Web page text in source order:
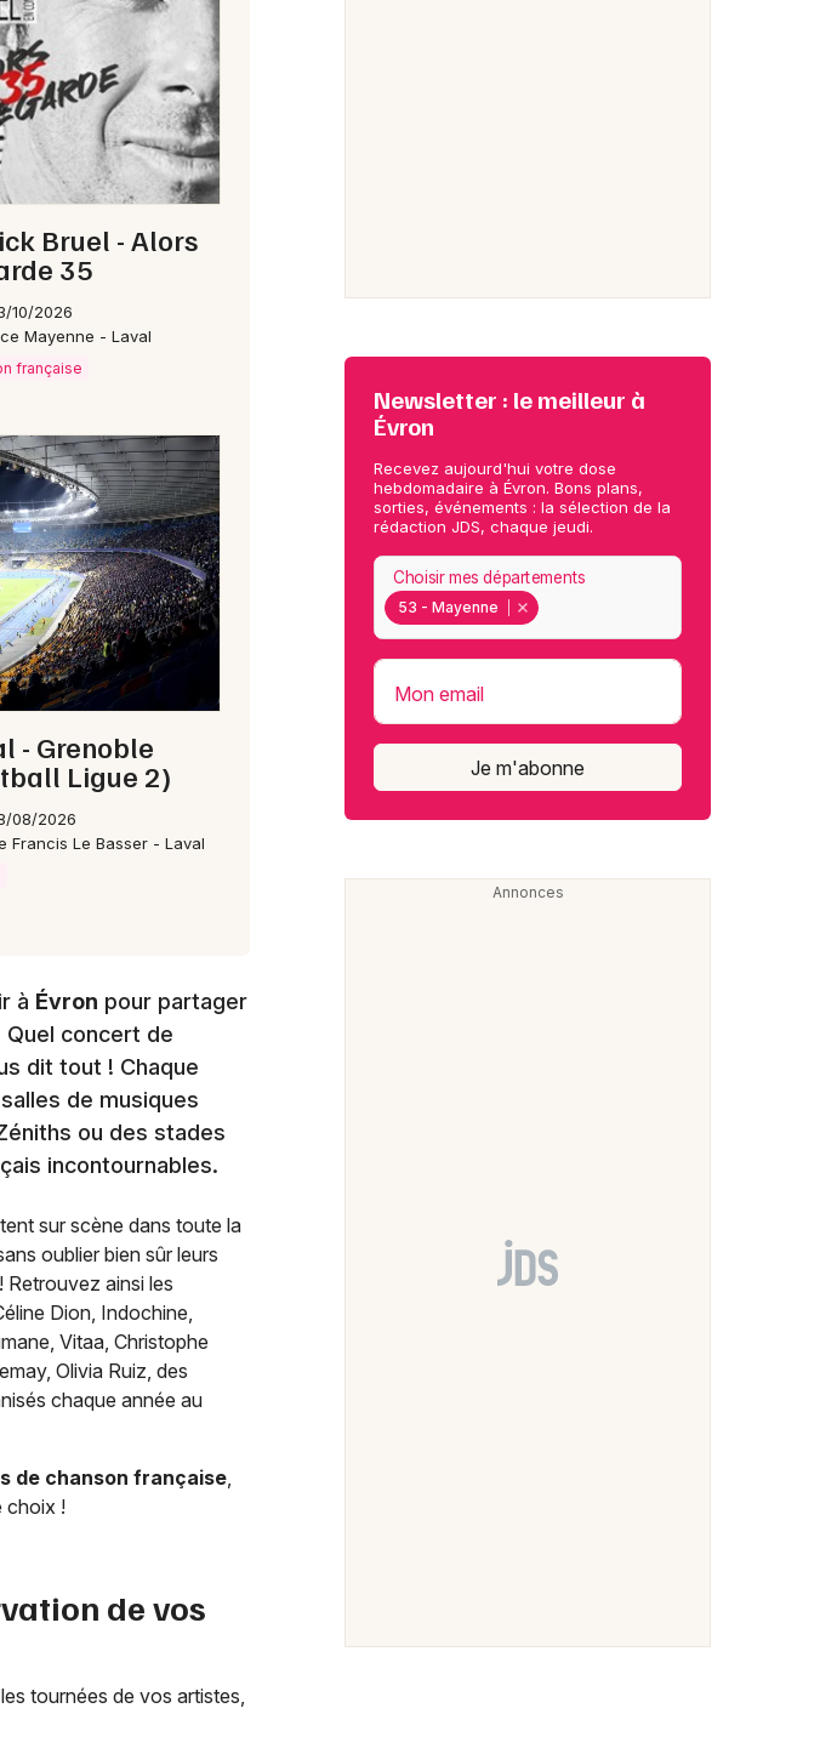
Bruel - Alors
35
10/2026
Mayenne - Laval
française
- Grenoble
Ligue 2)
08/2026
Francis Le Basser - Laval
à Évron pour partager
concert de
dit tout ! Chaque
de musiques
ou des stades
incontournables.
sur scène dans toute la
oublier bien sûr leurs
ainsi les
Dion, Indochine,
Vitaa, Christophe
Olivia Ruiz, des
chaque année au
de chanson française,
choix !
de vos
tournées de vos artistes,
Newsletter : le meilleur à
Évron
Recevez aujourd'hui votre dose
hebdomadaire à Évron. Bons plans,
sorties, événements : la sélection de la
rédaction JDS, chaque jeudi.
53 - Mayenne
Choisir mes départements
Mon email
Je m'abonne